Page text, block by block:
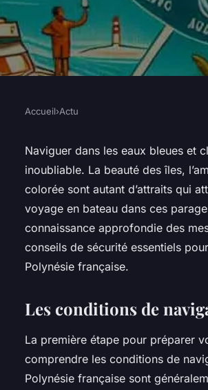
conseils de
dans les
Accueil›Actu
Naviguer dans les eaux bleues et
inoubliable. La beauté des îles,
colorée sont autant d’attraits qui
voyage en bateau dans ces
connaissance approfondie des
conseils de sécurité essentiels
Polynésie française.
Les conditions de
La première étape pour préparer
comprendre les conditions de
Polynésie française sont